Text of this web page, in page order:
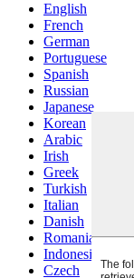
English
French
German
Portuguese
Spanish
Russian
Japanese
Korean
Arabic
Irish
Greek
Turkish
Italian
Danish
Romanian
Indonesian
Czech